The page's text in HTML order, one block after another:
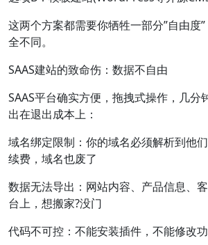
这两个方案都需要你牺牲一部分”自由度
全不同。
SAAS建站的致命伤：数据不自由
SAAS平台确实方便，拖拽式操作，几分
出在退出成本上：
域名绑定限制：你的域名必须解析到他
续费，域名也废了
数据无法导出：网站内容、产品信息、
台上，想搬家?没门
代码不可控：不能安装插件，不能修改